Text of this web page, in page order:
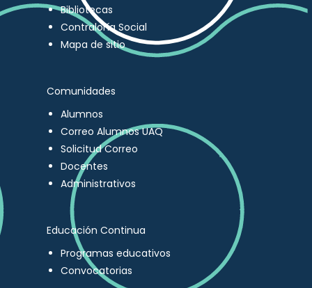
Bibliotecas
Contraloría Social
Mapa de sitio
Comunidades
Alumnos
Correo Alumnos UAQ
Solicitud Correo
Docentes
Administrativos
Educación Continua
Programas educativos
Convocatorias